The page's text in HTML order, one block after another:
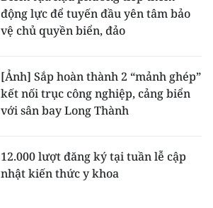
động lực để tuyến đầu yên tâm bảo
vệ chủ quyền biển, đảo
[Ảnh] Sắp hoàn thành 2 “mảnh ghép”
kết nối trục công nghiệp, cảng biển
với sân bay Long Thành
12.000 lượt đăng ký tại tuần lễ cập
nhật kiến thức y khoa